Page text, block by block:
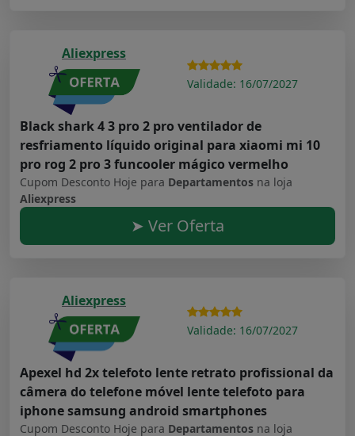
Aliexpress
Validade: 16/07/2027
Black shark 4 3 pro 2 pro ventilador de
resfriamento líquido original para xiaomi mi 10
pro rog 2 pro 3 funcooler mágico vermelho
Cupom Desconto Hoje para Departamentos na loja
Aliexpress
➤ Ver Oferta
Aliexpress
Validade: 16/07/2027
Apexel hd 2x telefoto lente retrato profissional da
câmera do telefone móvel lente telefoto para
iphone samsung android smartphones
Cupom Desconto Hoje para Departamentos na loja